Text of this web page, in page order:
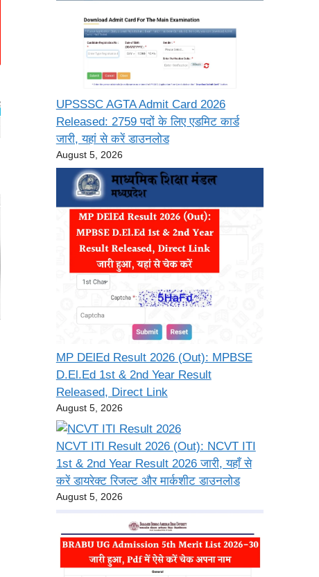
UPSSSC AGTA Admit Card 2026
Released: 2759 पदों के लिए एडमिट कार्ड
जारी, यहां से करें डाउनलोड
August 5, 2026
MP DElEd Result 2026 (Out): MPBSE
D.El.Ed 1st & 2nd Year Result
Released, Direct Link
August 5, 2026
NCVT ITI Result 2026 (Out): NCVT ITI
1st & 2nd Year Result 2026 जारी, यहाँ से
करें डायरेक्ट रिजल्ट और मार्कशीट डाउनलोड
August 5, 2026